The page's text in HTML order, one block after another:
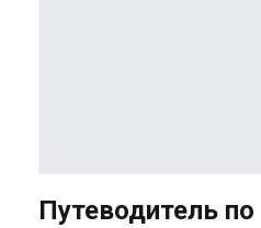
Путеводитель